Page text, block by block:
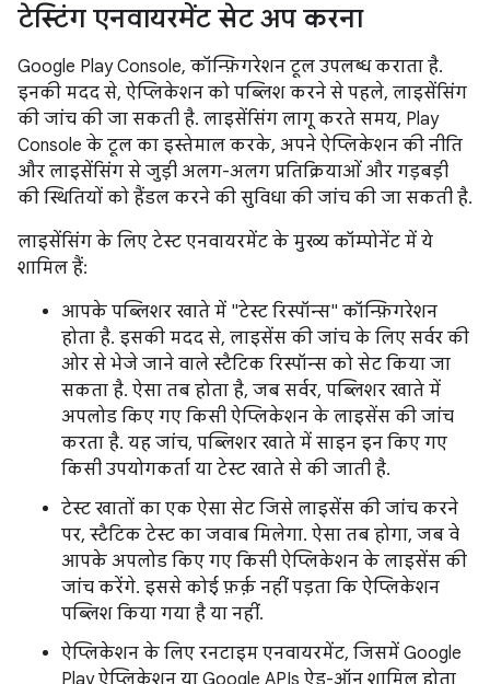
टेस्टिंग एनवायरमेंट सेट अप करना
Google Play Console, कॉन्फ़िगरेशन टूल उपलब्ध कराता है.
इनकी मदद से, ऐप्लिकेशन को पब्लिश करने से पहले, लाइसेंसिंग
की जांच की जा सकती है. लाइसेंसिंग लागू करते समय, Play
Console के टूल का इस्तेमाल करके, अपने ऐप्लिकेशन की नीति
और लाइसेंसिंग से जुड़ी अलग-अलग प्रतिक्रियाओं और गड़बड़ी
की स्थितियों को हैंडल करने की सुविधा की जांच की जा सकती है.
लाइसेंसिंग के लिए टेस्ट एनवायरमेंट के मुख्य कॉम्पोनेंट में ये
शामिल हैं:
आपके पब्लिशर खाते में "टेस्ट रिस्पॉन्स" कॉन्फ़िगरेशन
होता है. इसकी मदद से, लाइसेंस की जांच के लिए सर्वर की
ओर से भेजे जाने वाले स्टैटिक रिस्पॉन्स को सेट किया जा
सकता है. ऐसा तब होता है, जब सर्वर, पब्लिशर खाते में
अपलोड किए गए किसी ऐप्लिकेशन के लाइसेंस की जांच
करता है. यह जांच, पब्लिशर खाते में साइन इन किए गए
किसी उपयोगकर्ता या टेस्ट खाते से की जाती है.
टेस्ट खातों का एक ऐसा सेट जिसे लाइसेंस की जांच करने
पर, स्टैटिक टेस्ट का जवाब मिलेगा. ऐसा तब होगा, जब वे
आपके अपलोड किए गए किसी ऐप्लिकेशन के लाइसेंस की
जांच करेंगे. इससे कोई फ़र्क़ नहीं पड़ता कि ऐप्लिकेशन
पब्लिश किया गया है या नहीं.
ऐप्लिकेशन के लिए रनटाइम एनवायरमेंट, जिसमें Google
Play ऐप्लिकेशन या Google APIs ऐड-ऑन शामिल होता